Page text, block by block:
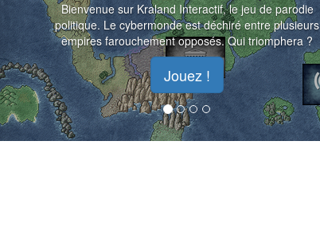
Bienvenue sur Kraland Interactif, le jeu de parodie
politique. Le cybermonde est déchiré entre plusieurs
empires farouchement opposés. Qui triomphera ?
Jouez !